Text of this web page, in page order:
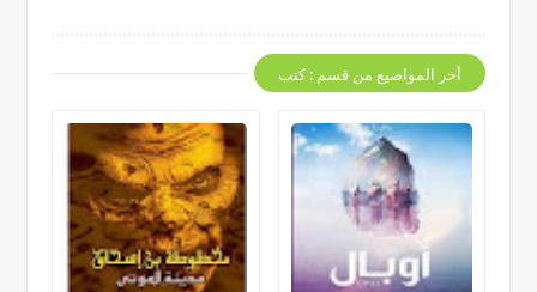
أخر المواضيع من قسم : كتب